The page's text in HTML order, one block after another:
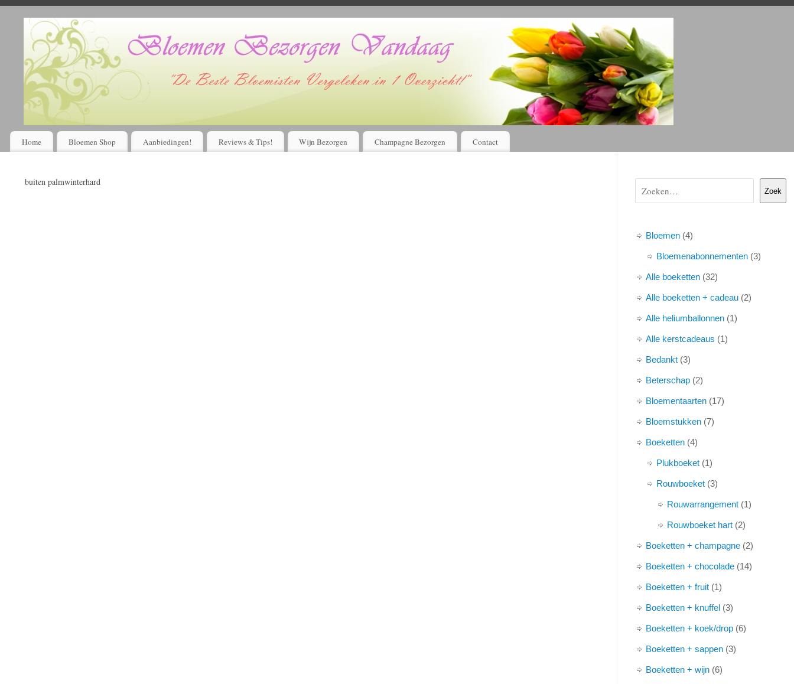
Voordelig bloemen bestellen en laten bezorgen? Kijk Hier!
Home Bloemen Shop Aanbiedingen! Reviews & Tips! Wijn Bezorgen Champagne Bezorgen Contact
buiten palmwinterhard
Zoek
Bloemen 4
Bloemenabonnementen 3
Alle boeketten 32
Alle boeketten + cadeau 2
Alle heliumballonnen 1
Alle kerstcadeaus 1
Bedankt 3
Beterschap 2
Bloementaarten 17
Bloemstukken 7
Boeketten 4
Plukboeket 1
Rouwboeket 3
Rouwarrangement 1
Rouwboeket hart 2
Boeketten + champagne 2
Boeketten + chocolade 14
Boeketten + fruit 1
Boeketten + knuffel 3
Boeketten + koek/drop 6
Boeketten + sappen 3
Boeketten + wijn 6